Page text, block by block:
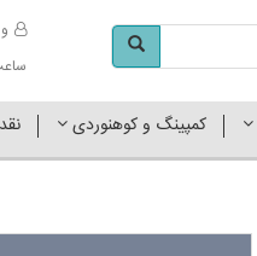
ساعت
کمپینگ و کوهنوردی